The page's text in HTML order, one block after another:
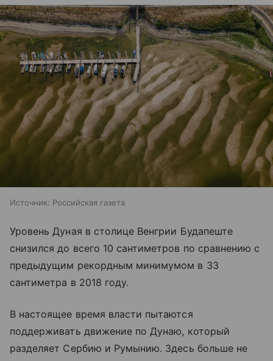
Источник: Российская газета
Уровень Дуная в столице Венгрии Будапеште
снизился до всего 10 сантиметров по сравнению с
предыдущим рекордным минимумом в 33
сантиметра в 2018 году.
В настоящее время власти пытаются
поддерживать движение по Дунаю, который
разделяет Сербию и Румынию. Здесь больше не